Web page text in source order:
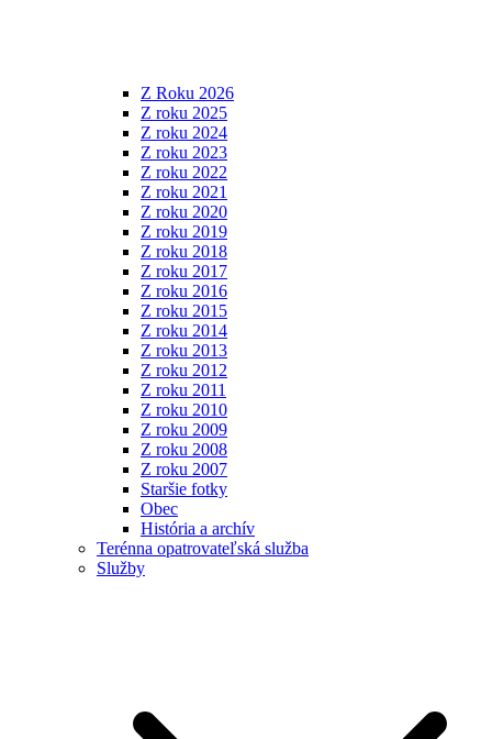
Z Roku 2026
Z roku 2025
Z roku 2024
Z roku 2023
Z roku 2022
Z roku 2021
Z roku 2020
Z roku 2019
Z roku 2018
Z roku 2017
Z roku 2016
Z roku 2015
Z roku 2014
Z roku 2013
Z roku 2012
Z roku 2011
Z roku 2010
Z roku 2009
Z roku 2008
Z roku 2007
Staršie fotky
Obec
História a archív
Terénna opatrovateľská služba
Služby